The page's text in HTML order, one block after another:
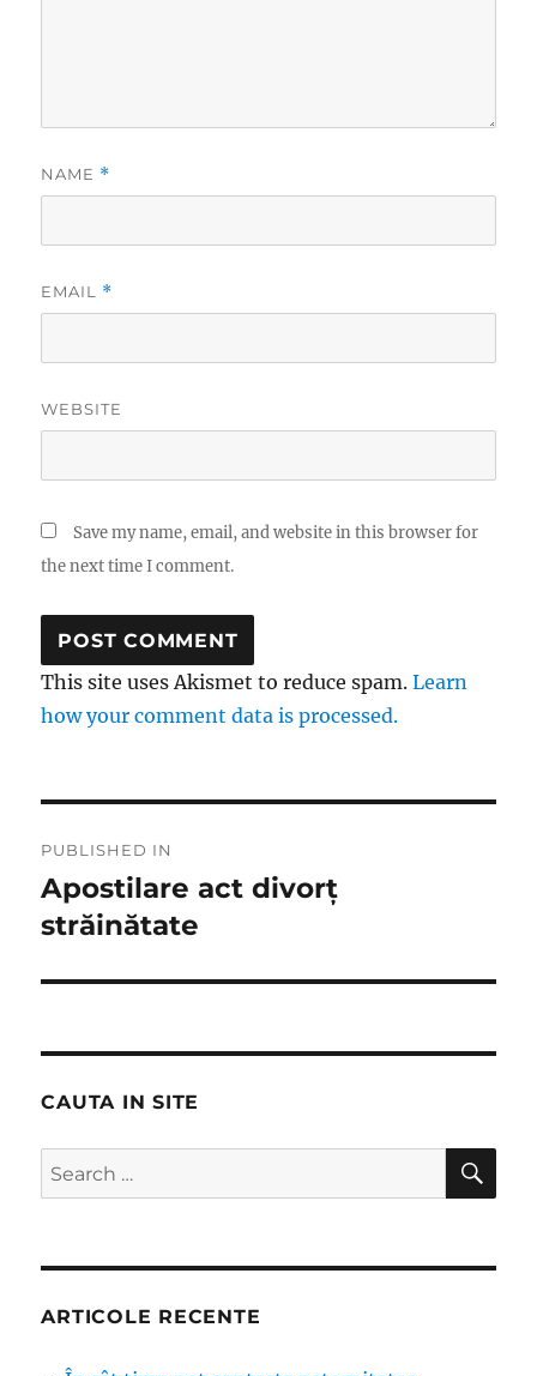
NAME *
EMAIL *
WEBSITE
Save my name, email, and website in this browser for
the next time I comment.
This site uses Akismet to reduce spam.Learn
how your comment data is processed.
navigation
PUBLISHED IN
Apostilare act divorț
străinătate
CAUTA IN SITE
Search
for:
ARTICOLE RECENTE